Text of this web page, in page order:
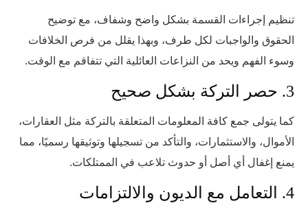
تنظيم إجراءات القسمة بشكل واضح وشفاف، مع توضيح
الحقوق والواجبات لكل طرف، وبهذا يقلل من فرص الخلافات
وسوء الفهم ويحد من النزاعات العائلية التي تتفاقم مع الوقت.
3. حصر التركة بشكل صحيح
كما يتولى جمع كافة المعلومات المتعلقة بالتركة مثل العقارات،
الأموال، والاستثمارات، والتأكد من تسجيلها وتوثيقها رسميًا، مما
يمنع إغفال أي أصل أو حدوث تلاعب في الممتلكات.
4. التعامل مع الديون والالتزامات